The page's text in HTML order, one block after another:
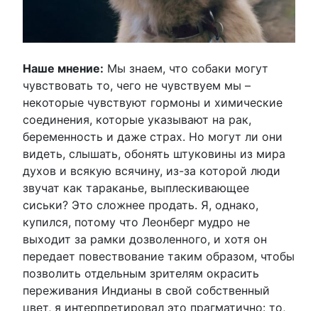
Наше мнение: Мы знаем, что собаки могут
чувствовать то, чего не чувствуем мы –
некоторые чувствуют гормоны и химические
соединения, которые указывают на рак,
беременность и даже страх. Но могут ли они
видеть, слышать, обонять штуковины из мира
духов и всякую всячину, из-за которой люди
звучат как тараканье, выплескивающее
сиськи? Это сложнее продать. Я, однако,
купился, потому что Леонберг мудро не
выходит за рамки дозволенного, и хотя он
передает повествование таким образом, чтобы
позволить отдельным зрителям окрасить
переживания Индианы в свой собственный
цвет, я интерпретировал это прагматично: то,